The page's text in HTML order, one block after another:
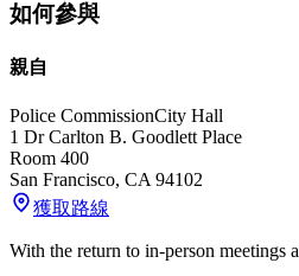
如何參與
親自
Police CommissionCity Hall
1 Dr Carlton B. Goodlett Place
Room 400
San Francisco, CA 94102
獲取路線
With the return to in-person meetings